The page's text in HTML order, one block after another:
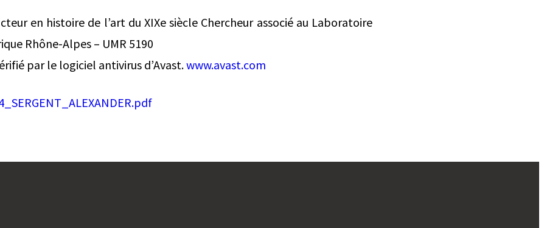
en histoire de l’art du XIXe siècle Chercheur associé au Laboratoire
Rhône-Alpes – UMR 5190
par le logiciel antivirus d’Avast.www.avast.com